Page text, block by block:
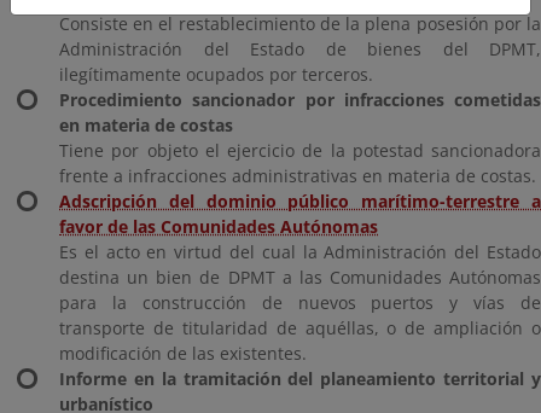
Consiste en el restablecimiento de la plena posesión por la
Administración del Estado de bienes del DPMT,
ilegítimamente ocupados por terceros.
Procedimiento sancionador por infracciones cometidas
en materia de costas
Tiene por objeto el ejercicio de la potestad sancionadora
frente a infracciones administrativas en materia de costas.
Adscripción del dominio público marítimo-terrestre a
favor de las Comunidades Autónomas
Es el acto en virtud del cual la Administración del Estado
destina un bien de DPMT a las Comunidades Autónomas
para la construcción de nuevos puertos y vías de
transporte de titularidad de aquéllas, o de ampliación o
modificación de las existentes.
Informe en la tramitación del planeamiento territorial y
urbanístico